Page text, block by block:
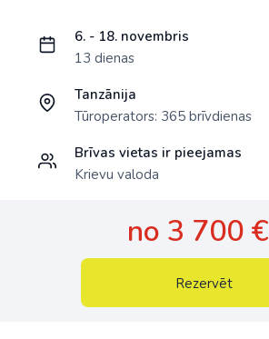
6. - 18. novembris
13 dienas
Tanzānija
Tūroperators: 365 brīvdienas
Brīvas vietas ir pieejamas
Krievu valoda
no 3 700 €
Rezervēt